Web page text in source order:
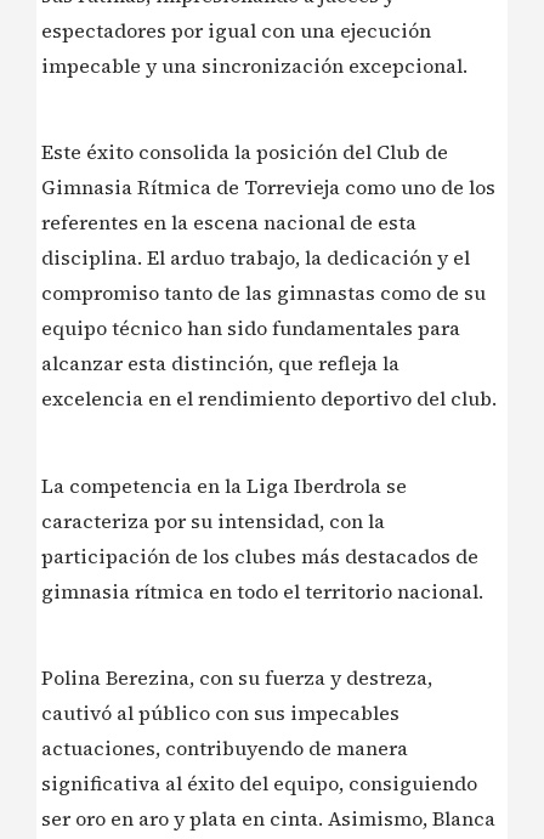
espectadores por igual con una ejecución
impecable y una sincronización excepcional.
Este éxito consolida la posición del Club de
Gimnasia Rítmica de Torrevieja como uno de los
referentes en la escena nacional de esta
disciplina. El arduo trabajo, la dedicación y el
compromiso tanto de las gimnastas como de su
equipo técnico han sido fundamentales para
alcanzar esta distinción, que refleja la
excelencia en el rendimiento deportivo del club.
La competencia en la Liga Iberdrola se
caracteriza por su intensidad, con la
participación de los clubes más destacados de
gimnasia rítmica en todo el territorio nacional.
Polina Berezina, con su fuerza y destreza,
cautivó al público con sus impecables
actuaciones, contribuyendo de manera
significativa al éxito del equipo, consiguiendo
ser oro en aro y plata en cinta. Asimismo, Blanca